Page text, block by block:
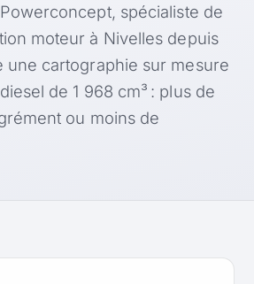
spécialiste de
moteur à Nivelles depuis
une cartographie sur mesure
de 1 968 cm³ : plus de
ou moins de